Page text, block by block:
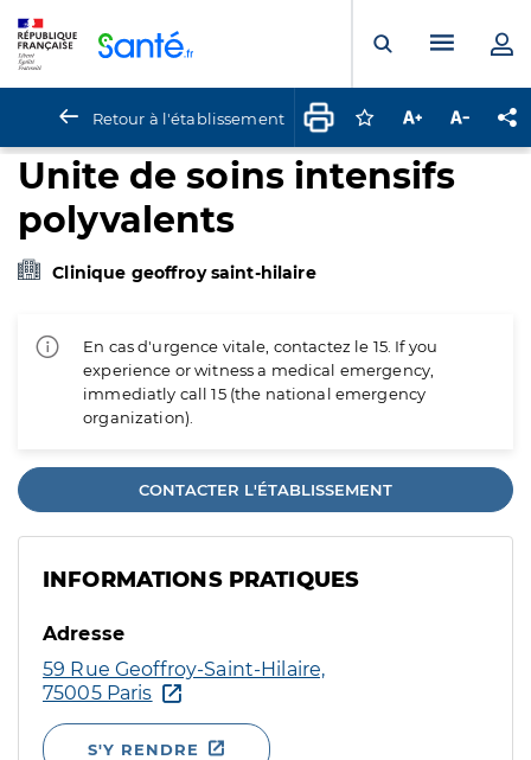
Ouvrir laMenu
Retour à l'établissement Connectez-vous
Augmenter la
Unite de soins intensifs
polyvalents
Clinique geoffroy saint-hilaire
En cas d'urgence vitale, contactez le 15. If you
experience or witness a medical emergency,
immediatly call 15 (the national emergency
organization).
CONTACTER L'ÉTABLISSEMENT
INFORMATIONS PRATIQUES
Adresse
59 Rue Geoffroy-Saint-Hilaire,
75005 Paris
S'Y RENDRE